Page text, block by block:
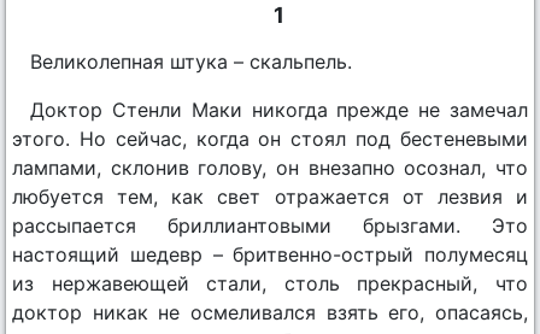
1
Великолепная штука – скальпель.
Доктор Стенли Маки никогда прежде не замечал
этого. Но сейчас, когда он стоял под бестеневыми
лампами, склонив голову, он внезапно осознал, что
любуется тем, как свет отражается от лезвия и
рассыпается бриллиантовыми брызгами. Это
настоящий шедевр – бритвенно-острый полумесяц
из нержавеющей стали, столь прекрасный, что
доктор никак не осмеливался взять его, опасаясь,